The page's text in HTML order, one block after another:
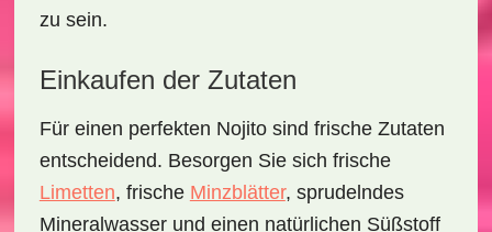
zu sein.
Einkaufen der Zutaten
Für einen perfekten Nojito sind frische Zutaten
entscheidend. Besorgen Sie sich frische
Limetten, frische Minzblätter, sprudelndes
Mineralwasser und einen natürlichen Süßstoff